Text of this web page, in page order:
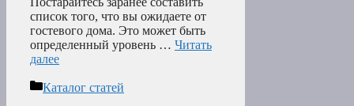
список того, что вы ожидаете от
гостевого дома. Это может быть
определенный уровень … Читать
далее
Рубрики
Каталог статей